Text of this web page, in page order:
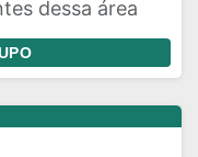
dessa área